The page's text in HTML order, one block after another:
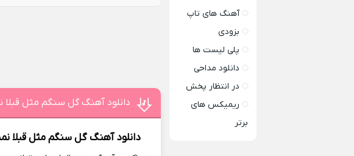
دانلود آهنگ گل سنگم مثل
دانلود آهنگگل سنگم مثل قبلا
آهنگ های تاپ
بزودی
پلی لیست ها
دانلود مداحی
در انتظار پخش
ریمیکس های
برتر